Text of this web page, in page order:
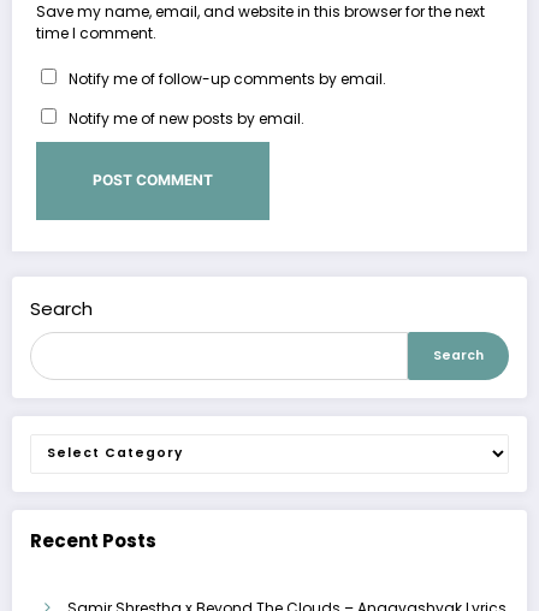
Save my name, email, and website in this browser for the next
time I comment.
Notify me of follow-up comments by email.
Notify me of new posts by email.
Search
Search
Categories
Recent Posts